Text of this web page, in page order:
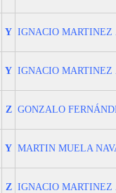
Y IGNACIO MARTINEZ
Y IGNACIO MARTINEZ
Z GONZALO
Y MARTIN MUELA
Z IGNACIO MARTINEZ